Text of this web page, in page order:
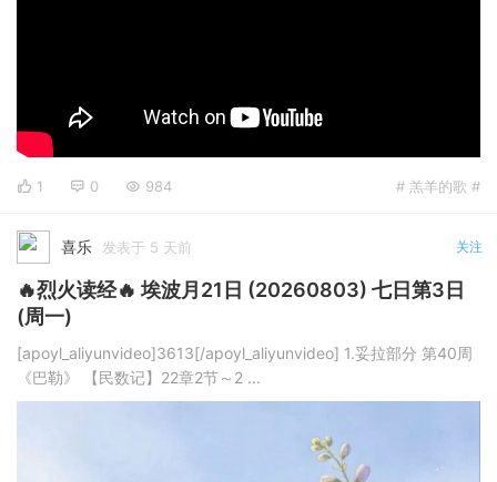
1 0 984 # 羔羊的歌 #
喜乐 发表于 5 天前 关注
🔥烈火读经🔥 埃波月21日 (20260803) 七日第3日
(周一)
[apoyl_aliyunvideo]3613[/apoyl_aliyunvideo] 1.妥拉部分 第40周
《巴勒》 【民数记】22章2节～2 ...